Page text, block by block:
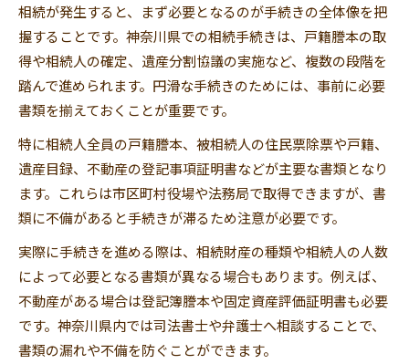
相続が発生すると、まず必要となるのが手続きの全体像を把
握することです。神奈川県での相続手続きは、戸籍謄本の取
得や相続人の確定、遺産分割協議の実施など、複数の段階を
踏んで進められます。円滑な手続きのためには、事前に必要
書類を揃えておくことが重要です。
特に相続人全員の戸籍謄本、被相続人の住民票除票や戸籍、
遺産目録、不動産の登記事項証明書などが主要な書類となり
ます。これらは市区町村役場や法務局で取得できますが、書
類に不備があると手続きが滞るため注意が必要です。
実際に手続きを進める際は、相続財産の種類や相続人の人数
によって必要となる書類が異なる場合もあります。例えば、
不動産がある場合は登記簿謄本や固定資産評価証明書も必要
です。神奈川県内では司法書士や弁護士へ相談することで、
書類の漏れや不備を防ぐことができます。